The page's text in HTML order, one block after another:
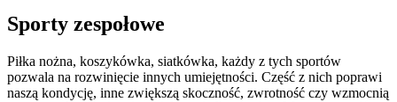
Sporty zespołowe
Piłka nożna, koszykówka, siatkówka, każdy z tych sportów
pozwala na rozwinięcie innych umiejętności. Część z nich poprawi
naszą kondycję, inne zwiększą skoczność, zwrotność czy wzmocnią